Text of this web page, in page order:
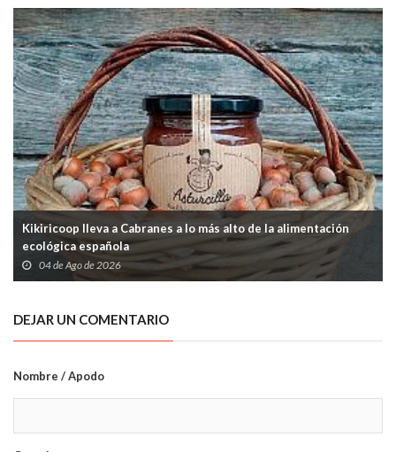
Kikiricoop lleva a Cabranes a lo más alto de la alimentación
ecológica española
04 de Ago de 2026
DEJAR UN COMENTARIO
Nombre / Apodo